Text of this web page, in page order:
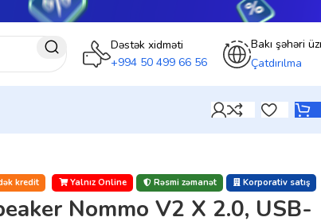
Dəstək xidməti
+994 50 499 66 56
Bakı şəhəri
Çatdırılma
kredit Yalnız Online Rəsmi zəmanət Korporativ satış
Nommo V2 X 2.0, USB-